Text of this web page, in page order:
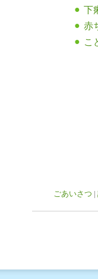
● 下
● 赤
● こ
ごあいさつ |